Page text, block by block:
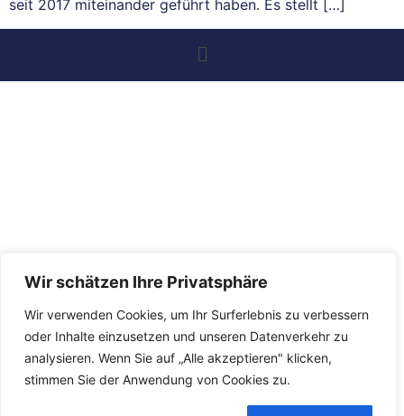
Wir schätzen Ihre Privatsphäre
Wir verwenden Cookies, um Ihr Surferlebnis zu verbessern
oder Inhalte einzusetzen und unseren Datenverkehr zu
analysieren. Wenn Sie auf „Alle akzeptieren" klicken,
stimmen Sie der Anwendung von Cookies zu.
seit 2017 miteinander geführt haben. Es stellt […]